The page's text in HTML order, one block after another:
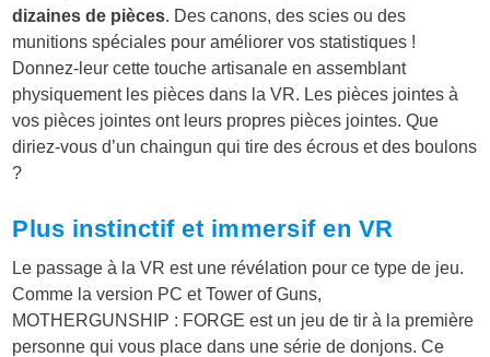
dizaines de pièces. Des canons, des scies ou des
munitions spéciales pour améliorer vos statistiques !
Donnez-leur cette touche artisanale en assemblant
physiquement les pièces dans la VR. Les pièces jointes à
vos pièces jointes ont leurs propres pièces jointes. Que
diriez-vous d’un chaingun qui tire des écrous et des boulons
?
Plus instinctif et immersif en VR
Le passage à la VR est une révélation pour ce type de jeu.
Comme la version PC et Tower of Guns,
MOTHERGUNSHIP : FORGE est un jeu de tir à la première
personne qui vous place dans une série de donjons. Ce